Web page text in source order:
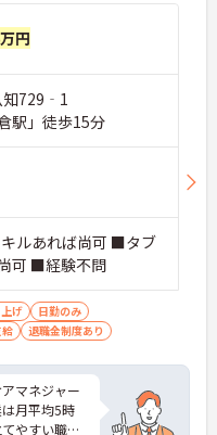
円
知729‐1
駅」徒歩15分
ルあれば尚可 ■タブ
可 ■経験不問
げ
日勤のみ
退職金制度あり
マネジャー
月平均5時
やすい職場